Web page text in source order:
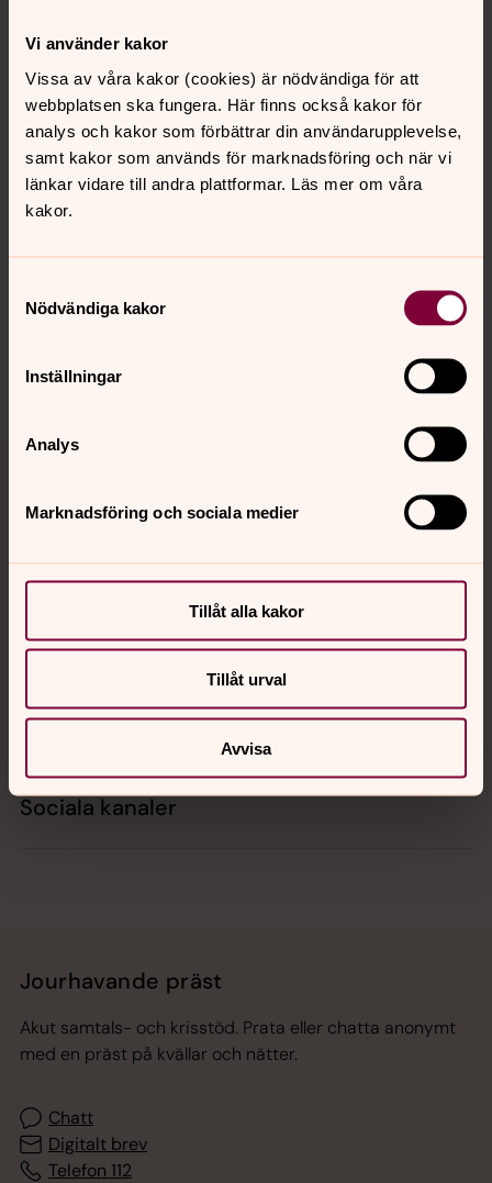
Vi använder kakor
Vissa av våra kakor (cookies) är nödvändiga för att
webbplatsen ska fungera. Här finns också kakor för
analys och kakor som förbättrar din användarupplevelse,
samt kakor som används för marknadsföring och när vi
länkar vidare till andra plattformar. Läs mer om våra
kakor.
Nödvändiga kakor
Inställningar
Analys
Marknadsföring och sociala medier
Tillåt alla kakor
Tillåt urval
Avvisa
kyrkan, Västra Frölunda pastorat. Därför vill vi informera
om var dina personuppgifter hämtas ifrån, hur vi
använder dem och vilka rättigheter du har.
Senast ändrad 7 januari 2026
innehåll?
vastrafrolunda.pastorat@svenskakyrkan.se
Tillbaka till toppen
Tillbaka till innehållet
Kontakt
Kalender
Hitta snabbt
Sociala kanaler
Jourhavande präst
Akut samtals- och krisstöd. Prata eller chatta anonymt
med en präst på kvällar och nätter.
Chatt
Digitalt brev
Telefon 112